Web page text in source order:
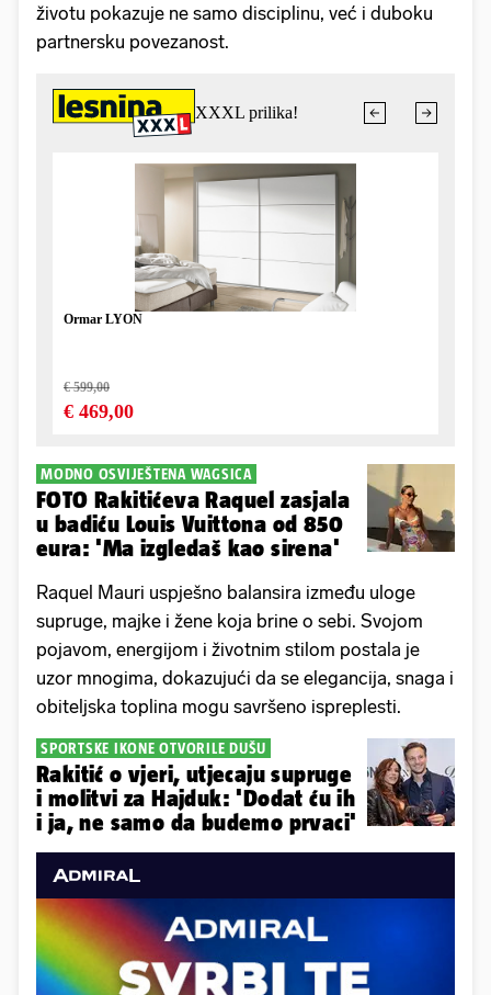
životu pokazuje ne samo disciplinu, već i duboku
partnersku povezanost.
MODNO OSVIJEŠTENA WAGSICA
FOTO Rakitićeva Raquel zasjala
u badiću Louis Vuittona od 850
eura: 'Ma izgledaš kao sirena'
Raquel Mauri uspješno balansira između uloge
supruge, majke i žene koja brine o sebi. Svojom
pojavom, energijom i životnim stilom postala je
uzor mnogima, dokazujući da se elegancija, snaga i
obiteljska toplina mogu savršeno ispreplesti.
SPORTSKE IKONE OTVORILE DUŠU
Rakitić o vjeri, utjecaju supruge
i molitvi za Hajduk: 'Dodat ću ih
i ja, ne samo da budemo prvaci'